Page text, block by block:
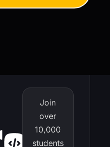
Join
over
10,000
students